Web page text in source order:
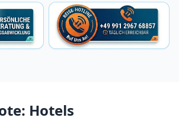
Hotels